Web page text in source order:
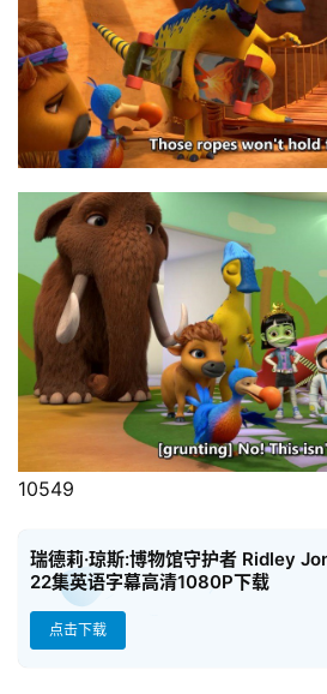
精
选
教
材
赞
助
本
站
10549
瑞德莉·琼斯:博物馆守护者 Ridley
22集英语字幕高清1080P下载
点击下载